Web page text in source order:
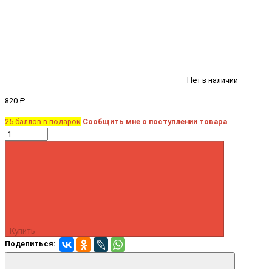
Нет в наличии
820 ₽
25 баллов в подарок Сообщить мне о поступлении товара
Купить
Поделиться: